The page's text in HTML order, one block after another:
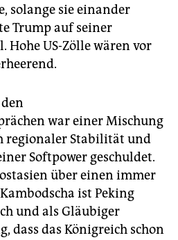
solange sie einander
Trump auf seiner
Hohe US-Zölle wären vor
war einer Mischung
regionaler Sta­bilität und
Softpower geschuldet.
über einen immer
ist ­Peking
und als Gläubiger
dass das Königreich schon